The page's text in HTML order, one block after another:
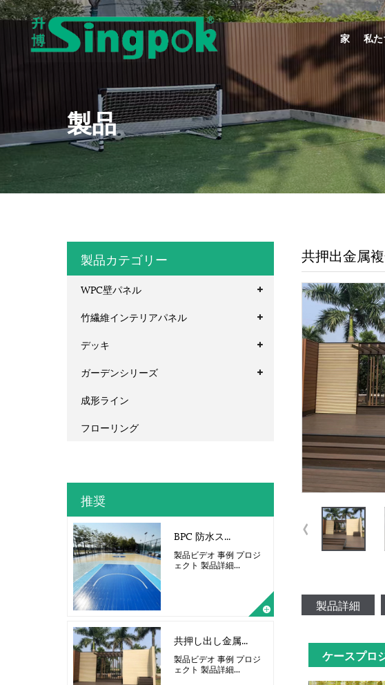
家 私
製品
製品カテゴリー
WPC壁パネル
竹繊維インテリアパネル
デッキ
ガーデンシリーズ
成形ライン
フローリング
推奨
BPC 防水ス...
製品ビデオ 事例 プロジ
ェクト 製品詳細...
共押し出し金属...
製品ビデオ 事例 プロジ
ェクト 製品詳細...
共押出金属
製品詳細
ケースプロ